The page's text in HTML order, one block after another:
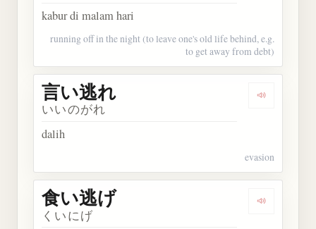
kabur di malam hari
running off in the night (to leave one's old life behind, e.g.
to get away from debt)
Dengarkan
言い逃れ
いいのがれ
dalih
evasion
Dengarkan
食い逃げ
くいにげ